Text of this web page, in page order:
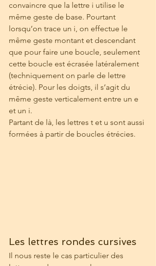
convaincre que la lettre i utilise le
même geste de base. Pourtant
lorsqu’on trace un i, on effectue le
même geste montant et descendant
que pour faire une boucle, seulement
cette boucle est écrasée latéralement
(techniquement on parle de lettre
étrécie). Pour les doigts, il s’agit du
même geste verticalement entre un e
et un i.
Partant de là, les lettres t et u sont aussi
formées à partir de boucles étrécies.
Les lettres rondes cursives
Il nous reste le cas particulier des